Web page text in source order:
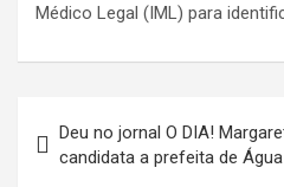
Médico Legal (IML) para
de
Deu no jornal O DIA!
candidata a prefeita de